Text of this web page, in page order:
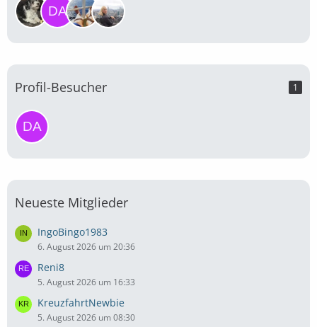
Profil-Besucher 1
Neueste Mitglieder
IngoBingo1983
6. August 2026 um 20:36
Reni8
5. August 2026 um 16:33
KreuzfahrtNewbie
5. August 2026 um 08:30